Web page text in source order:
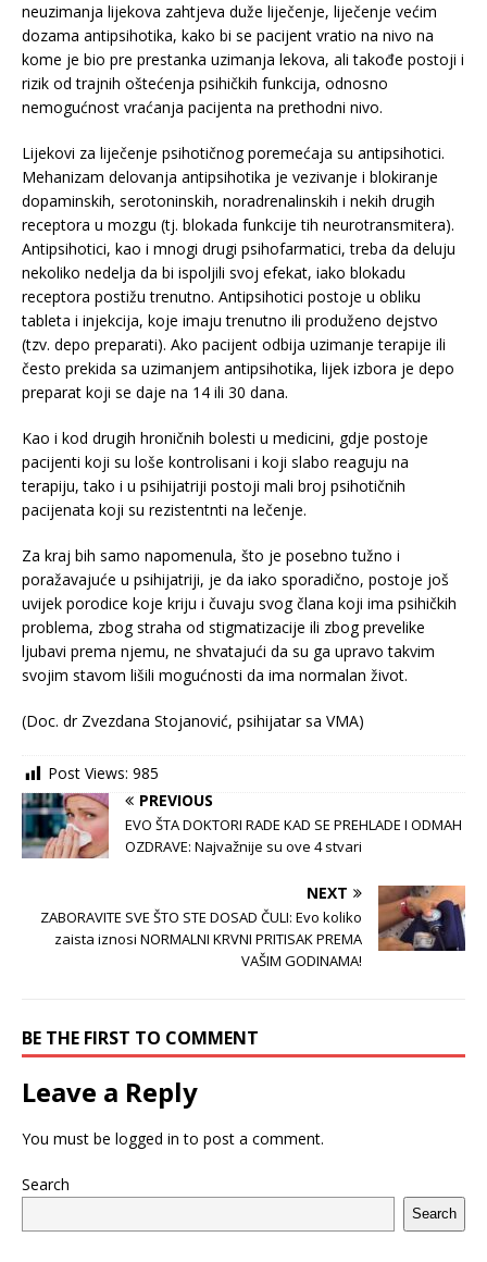
neuzimanja lijekova zahtjeva duže liječenje, liječenje većim
dozama antipsihotika, kako bi se pacijent vratio na nivo na
kome je bio pre prestanka uzimanja lekova, ali takođe postoji i
rizik od trajnih oštećenja psihičkih funkcija, odnosno
nemogućnost vraćanja pacijenta na prethodni nivo.
Lijekovi za liječenje psihotičnog poremećaja su antipsihotici.
Mehanizam delovanja antipsihotika je vezivanje i blokiranje
dopaminskih, serotoninskih, noradrenalinskih i nekih drugih
receptora u mozgu (tj. blokada funkcije tih neurotransmitera).
Antipsihotici, kao i mnogi drugi psihofarmatici, treba da deluju
nekoliko nedelja da bi ispoljili svoj efekat, iako blokadu
receptora postižu trenutno. Antipsihotici postoje u obliku
tableta i injekcija, koje imaju trenutno ili produženo dejstvo
(tzv. depo preparati). Ako pacijent odbija uzimanje terapije ili
često prekida sa uzimanjem antipsihotika, lijek izbora je depo
preparat koji se daje na 14 ili 30 dana.
Kao i kod drugih hroničnih bolesti u medicini, gdje postoje
pacijenti koji su loše kontrolisani i koji slabo reaguju na
terapiju, tako i u psihijatriji postoji mali broj psihotičnih
pacijenata koji su rezistentnti na lečenje.
Za kraj bih samo napomenula, što je posebno tužno i
poražavajuće u psihijatriji, je da iako sporadično, postoje još
uvijek porodice koje kriju i čuvaju svog člana koji ima psihičkih
problema, zbog straha od stigmatizacije ili zbog prevelike
ljubavi prema njemu, ne shvatajući da su ga upravo takvim
svojim stavom lišili mogućnosti da ima normalan život.
(Doc. dr Zvezdana Stojanović, psihijatar sa VMA)
Post Views: 985
PREVIOUS
EVO ŠTA DOKTORI RADE KAD SE PREHLADE I ODMAH
OZDRAVE: Najvažnije su ove 4 stvari
NEXT
ZABORAVITE SVE ŠTO STE DOSAD ČULI: Evo koliko
zaista iznosi NORMALNI KRVNI PRITISAK PREMA
VAŠIM GODINAMA!
BE THE FIRST TO COMMENT
Leave a Reply
You must be logged in to post a comment.
Search
Search